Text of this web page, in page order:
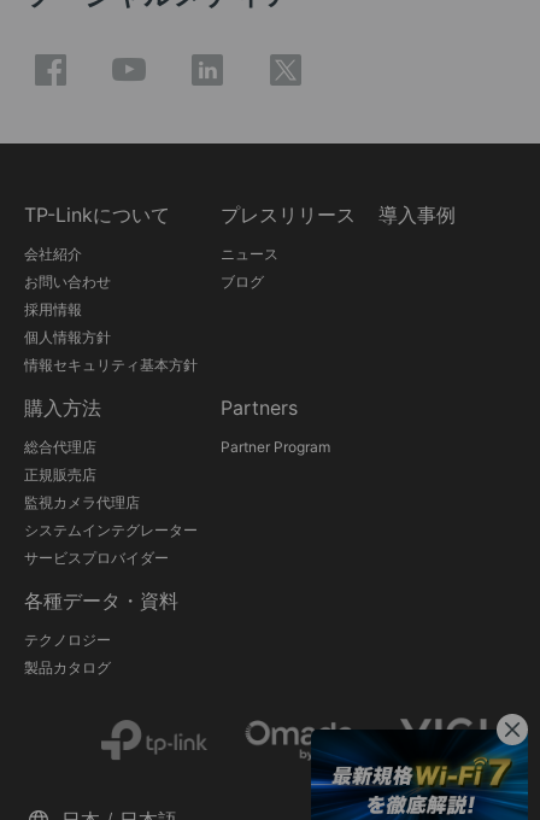
TP-Linkについて
会社紹介
お問い合わせ
採用情報
個人情報方針
情報セキュリティ基本方針
プレスリリース
ニュース
ブログ
導入事例
購入方法
総合代理店
正規販売店
監視カメラ代理店
システムインテグレーター
サービスプロバイダー
Partners
Partner Program
各種データ・資料
テクノロジー
製品カタログ